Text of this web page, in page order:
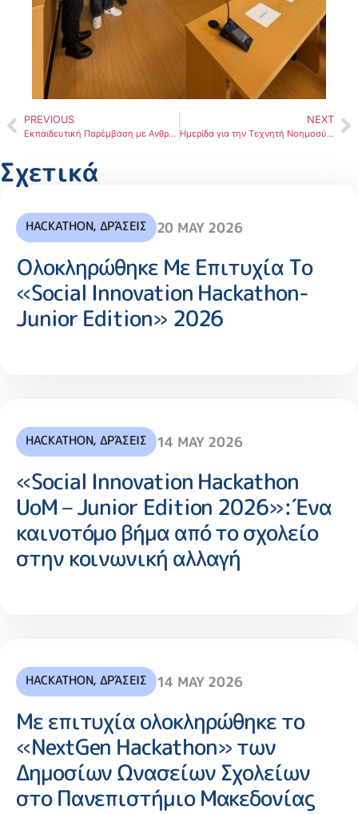
PREVIOUS
Εκπαιδευτική Παρέμβαση με Ανθρωποειδές Ρομπότ – Μια Βιωματική Εμπειρία Επιχειρηματικότητας περισσότερα εδώ…
NEXT
Ημερίδα για την Τεχνητή Νοημοσύνη ως επιταχυντή του ψηφιακού μετασχηματισμού στο Δημόσιο και στις επιχειρήσεις από την Περιφέρεια Κεντρικής Μακεδονίας και τον ΣΕΤΠΕ
Σχετικά
HACKATHON, ΔΡΆΣΕΙΣ 20 MAY 2026
Ολοκληρώθηκε Με Επιτυχία Το
«Social Innovation Hackathon-
Junior Edition» 2026
HACKATHON, ΔΡΆΣΕΙΣ 14 MAY 2026
«Social Innovation Hackathon
UoM – Junior Edition 2026»:Ένα
καινοτόμο βήμα από το σχολείο
στην κοινωνική αλλαγή
HACKATHON, ΔΡΆΣΕΙΣ 14 MAY 2026
Με επιτυχία ολοκληρώθηκε το
«NextGen Hackathon» των
Δημοσίων Ωνασείων Σχολείων
στο Πανεπιστήμιο Μακεδονίας